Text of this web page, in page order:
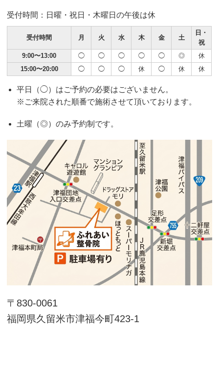
受付時間：日曜・祝日・木曜日の午後は休
受付時間 月 火 水 木 金 土
日・
祝
9:00〜13:00
◯ ◯ ◯ ◯ ◯ ◎
休
15:00〜20:00
◯ ◯ ◯ 休 ◯ 休 休
平日（◯）はご予約の必要はございません。
※ご来院された順番で施術させて頂いております。
土曜（◎）のみ予約制です。
〒830-0061
福岡県久留米市津福今町423-1